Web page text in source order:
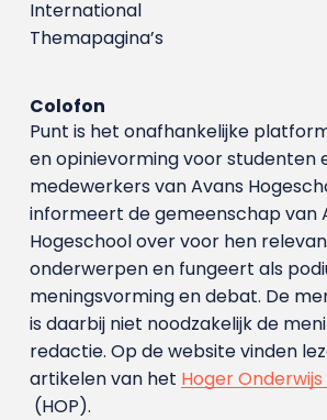
International
Themapagina’s
Colofon
Punt is het onafhankelijke
en opinievorming voor studenten
medewerkers van Avans
informeert de gemeenschap van
Hogeschool over voor hen
onderwerpen en fungeert als
meningsvorming en debat. De
is daarbij niet noodzakelijk de
redactie. Op de website vinden
artikelen van het Hoger
(HOP).